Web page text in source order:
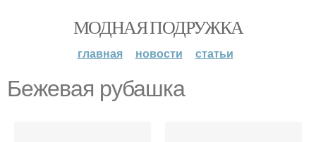
МОДНАЯ ПОДРУЖКА
главная новости статьи
Бежевая рубашка